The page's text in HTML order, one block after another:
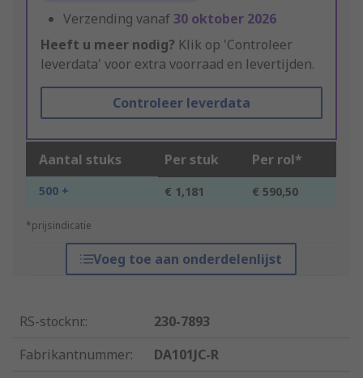
Verzending vanaf30 oktober 2026
Heeft u meer nodig? Klik op 'Controleer
leverdata' voor extra voorraad en levertijden.
Controleer leverdata
Aantal stuks Per stuk Per rol*
500 + € 1,181 € 590,50
*prijsindicatie
Voeg toe aan onderdelenlijst
RS-stocknr.:
230-7893
Fabrikantnummer:
DA101JC-R